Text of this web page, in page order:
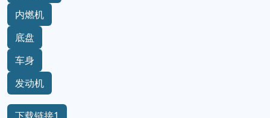
内燃机
底盘
车身
发动机